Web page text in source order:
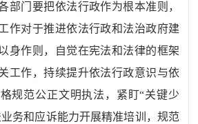
部门要把依法行政作为根本准则，
作对于推进依法行政和法治政府建
身作则，自觉在宪法和法律的框架
工作，持续提升依法行政意识与依
规范公正文明执法，紧盯“关键少
务和应诉能力开展精准培训，规范